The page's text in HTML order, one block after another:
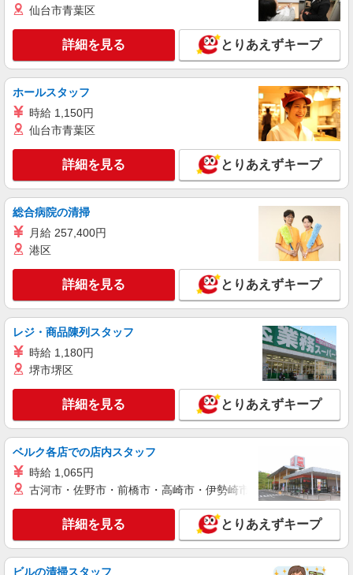
仙台市青葉区
詳細を見る とりあえずキープ
ホールスタッフ
時給 1,150円
仙台市青葉区
詳細を見る とりあえずキープ
総合病院の清掃
月給 257,400円
港区
詳細を見る とりあえずキープ
レジ・商品陳列スタッフ
時給 1,180円
堺市堺区
詳細を見る とりあえずキープ
ベルク各店での店内スタッフ
時給 1,065円
古河市・佐野市・前橋市・高崎市・伊勢崎市・太田市・館林市
詳細を見る とりあえずキープ
ビルの清掃スタッフ